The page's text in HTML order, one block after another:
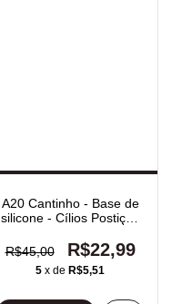
A20 Cantinho - Base de
silicone - Cílios Postiços
R$45,00
R$22,99
5 x de R$5,51